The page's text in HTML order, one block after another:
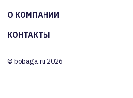
О КОМПАНИИ
КОНТАКТЫ
© bobaga.ru 2026